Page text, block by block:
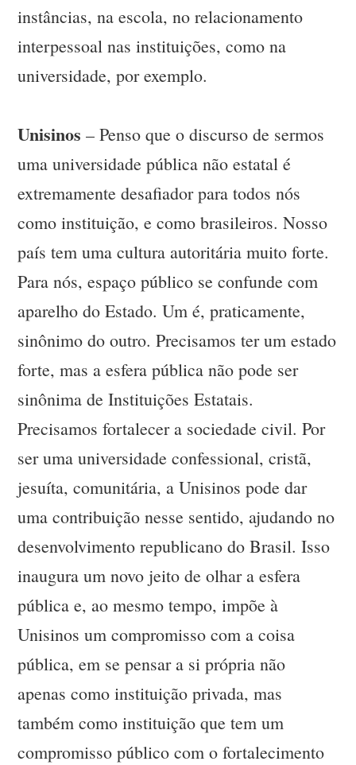
instâncias, na escola, no relacionamento
interpessoal nas instituições, como na
universidade, por exemplo.
Unisinos – Penso que o discurso de sermos
uma universidade pública não estatal é
extremamente desafiador para todos nós
como instituição, e como brasileiros. Nosso
país tem uma cultura autoritária muito forte.
Para nós, espaço público se confunde com
aparelho do Estado. Um é, praticamente,
sinônimo do outro. Precisamos ter um estado
forte, mas a esfera pública não pode ser
sinônima de Instituições Estatais.
Precisamos fortalecer a sociedade civil. Por
ser uma universidade confessional, cristã,
jesuíta, comunitária, a Unisinos pode dar
uma contribuição nesse sentido, ajudando no
desenvolvimento republicano do Brasil. Isso
inaugura um novo jeito de olhar a esfera
pública e, ao mesmo tempo, impõe à
Unisinos um compromisso com a coisa
pública, em se pensar a si própria não
apenas como instituição privada, mas
também como instituição que tem um
compromisso público com o fortalecimento